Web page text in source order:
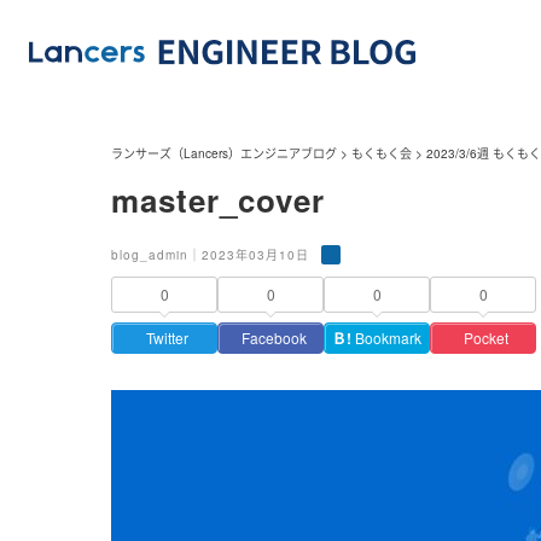
ランサーズ（Lancers）エンジニアブログ > もくもく会 > 2023/3/6週 もくも
master_cover
blog_admin｜2023年03月10日
0
Twitter
0
Facebook
0
Ｂ! Bookmark
0
Pocket